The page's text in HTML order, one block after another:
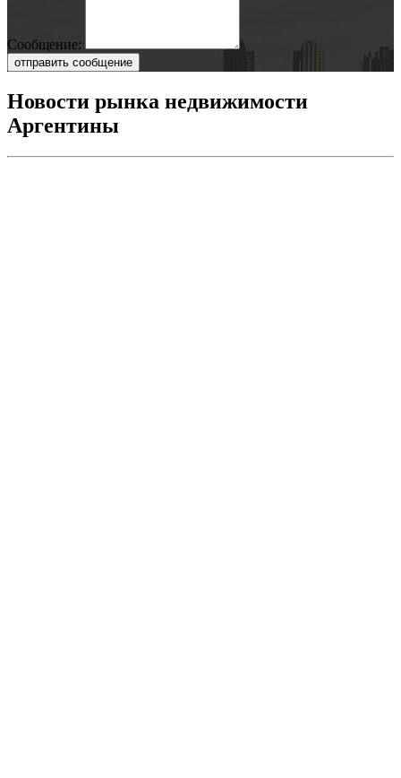
Сообщение:
отправить сообщение
Новости рынка недвижимости
Аргентины